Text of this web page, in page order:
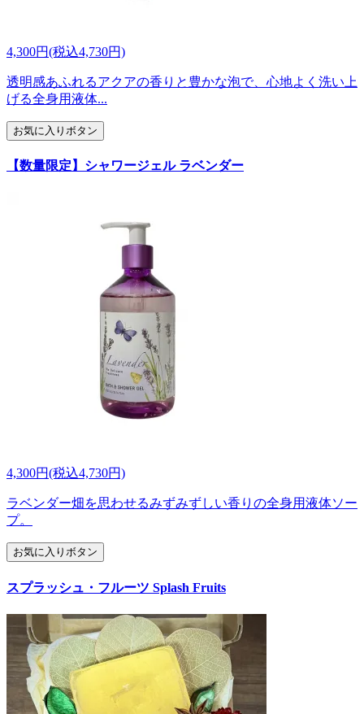
4,300円(税込4,730円)
透明感あふれるアクアの香りと豊かな泡で、心地よく洗い上
げる全身用液体...
お気に入りボタン
【数量限定】シャワージェル ラベンダー
4,300円(税込4,730円)
ラベンダー畑を思わせるみずみずしい香りの全身用液体ソー
プ。
お気に入りボタン
スプラッシュ・フルーツ Splash Fruits